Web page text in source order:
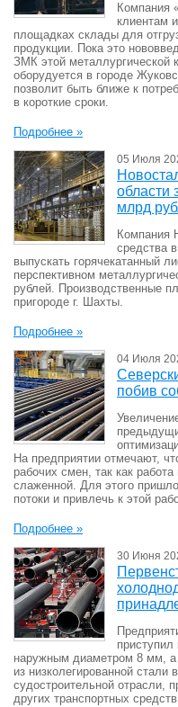
Компания
клиентам
площадках склады для
продукции. Пока это
ЗМК этой металлургической
оборудуется в городе
позволит быть ближе к
в короткие сроки.
Подробнее »
05 Июля
области
млрд
Компания
средства
выпускать горячекатанный
перспективном
рублей. Производственные
пригороде г. Шахты.
Подробнее »
04 Июля
побив
На предприятии отмечают,
рабочих смен, так как
слаженной. Для этого
потоки и привлечь к этой
Подробнее »
30 Июня
наружным диаметром 8 мм, а
из низколегированной стали
судостроительной отрасли,
других транспортных